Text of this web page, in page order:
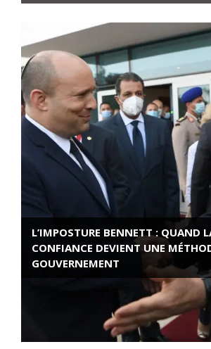
L’IMPOSTURE BENNETT : QUAND
CONFIANCE DEVIENT UNE
GOUVERNEMENT
ROSE VALLAND, HEROÏNE DE LA